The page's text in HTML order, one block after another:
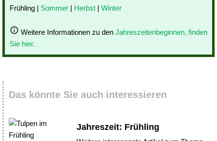
Frühling | Sommer | Herbst | Winter
Weitere Informationen zu den Jahreszeitenbeginnen, finden
Sie hier.
Das könnte Sie auch interessieren
Jahreszeit: Frühling